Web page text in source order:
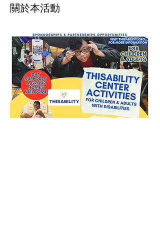
關於本活動